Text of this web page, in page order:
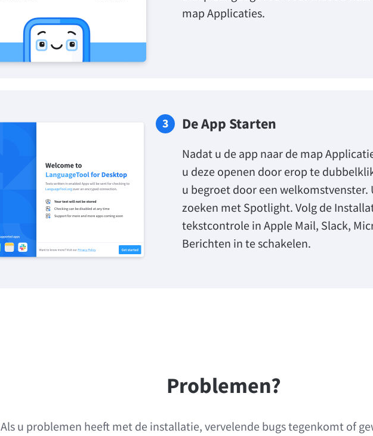
map Applicaties.
De App Starten
Nadat u de app naar de map
u deze openen door erop te
u begroet door een welkomstvenster.
zoeken met Spotlight. Volg de
tekstcontrole in Apple Mail, Slack,
Berichten in te schakelen.
Problemen?
Als u problemen heeft met de installatie, vervelende bugs tegenkomt of